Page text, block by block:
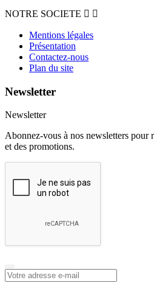
NOTRE SOCIETE  
Mentions légales
Présentation
Contactez-nous
Plan du site
Newsletter
Newsletter
Abonnez-vous à nos newsletters pour
et des promotions.